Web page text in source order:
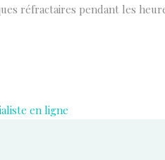
réfractaires pendant les
en ligne